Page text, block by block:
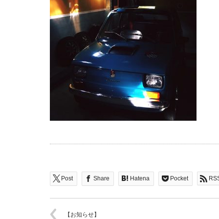
Post Share Hatena Pocket
【お知らせ】